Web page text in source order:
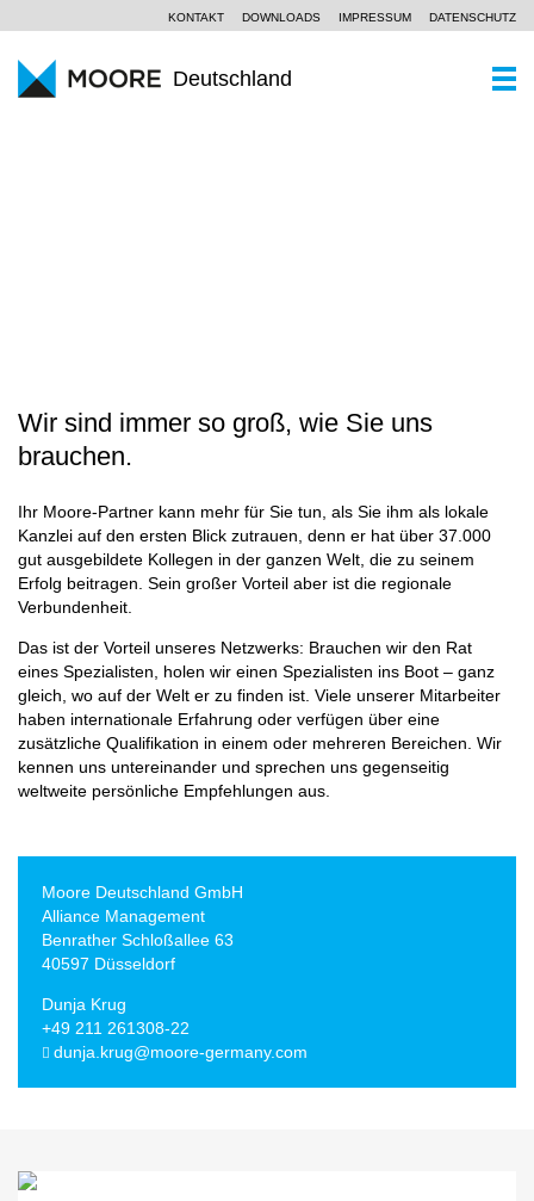
KONTAKT DOWNLOADS IMPRESSUM DATENSCHUTZ
Deutschland
Spezialkenntnisse
KARRIERE
Wir sind immer so groß, wie Sie uns
brauchen.
Ihr Moore-Partner kann mehr für Sie tun, als Sie ihm als lokale
Kanzlei auf den ersten Blick zutrauen, denn er hat über 37.000
gut ausgebildete Kollegen in der ganzen Welt, die zu seinem
Erfolg beitragen. Sein großer Vorteil aber ist die regionale
Verbundenheit.
Das ist der Vorteil unseres Netzwerks: Brauchen wir den Rat
eines Spezialisten, holen wir einen Spezialisten ins Boot – ganz
gleich, wo auf der Welt er zu finden ist. Viele unserer Mitarbeiter
haben internationale Erfahrung oder verfügen über eine
zusätzliche Qualifikation in einem oder mehreren Bereichen. Wir
kennen uns untereinander und sprechen uns gegenseitig
weltweite persönliche Empfehlungen aus.
Moore Deutschland GmbH
Alliance Management
Benrather Schloßallee 63
40597 Düsseldorf
Dunja Krug
+49 211 261308-22
dunja.krug@moore-germany.com